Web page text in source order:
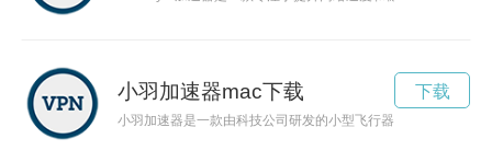
小羽加速器mac下载
小羽加速器是一款由科技公司研发的小型飞行器，可以实现高
下载